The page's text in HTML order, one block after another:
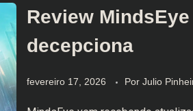
Review
decepciona
fevereiro 17, 2026 Por Julio